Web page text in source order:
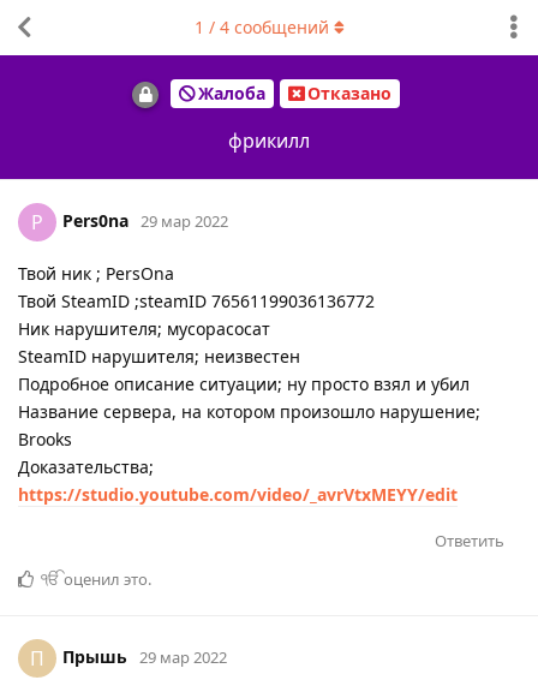
Жалоба Отказано
фрикилл
1 / 4сообщений
P Pers0na 29 мар 2022
Твой ник ; PersOna
Твой SteamID ;steamID 76561199036136772
Ник нарушителя; мусорасосат
SteamID нарушителя; неизвестен
Подробное описание ситуации; ну просто взял и убил
Название сервера, на котором произошло нарушение;
Brooks
Доказательства;
https://studio.youtube.com/video/_avrVtxMEYY/edit
Ответить
ੴоценил это.
П Прышь 29 мар 2022